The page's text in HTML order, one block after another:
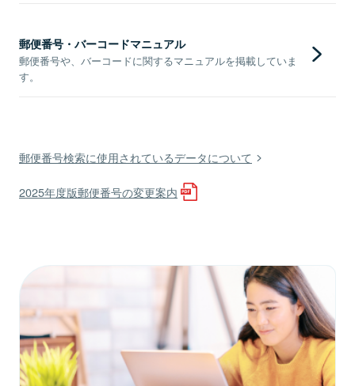
郵便番号・バーコードマニュアル
郵便番号や、バーコードに関するマニュアルを掲載していま
す。
郵便番号検索に使用されているデータについて
2025年度版郵便番号の変更案内